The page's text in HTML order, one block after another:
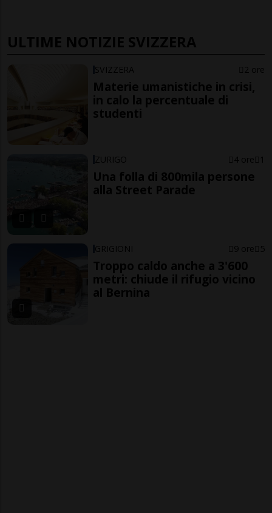
ULTIME NOTIZIE SVIZZERA
SVIZZERA 2 ore
Materie umanistiche in crisi,
in calo la percentuale di
studenti
ZURIGO 4 ore 1
Una folla di 800mila persone
alla Street Parade
GRIGIONI 9 ore 5
Troppo caldo anche a 3'600
metri: chiude il rifugio vicino
al Bernina